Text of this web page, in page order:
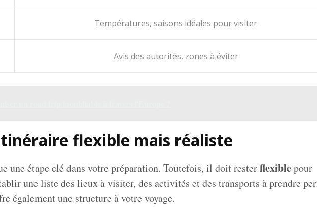
Températures, saisons idéales pour visiter
Avis des autorités, zones à éviter
flexible mais réaliste
une étape clé dans votre préparation. Toutefois, il doit resterflexiblepour
une liste des lieux à visiter, des activités et des transports à prendre
également une structure à votre voyage.